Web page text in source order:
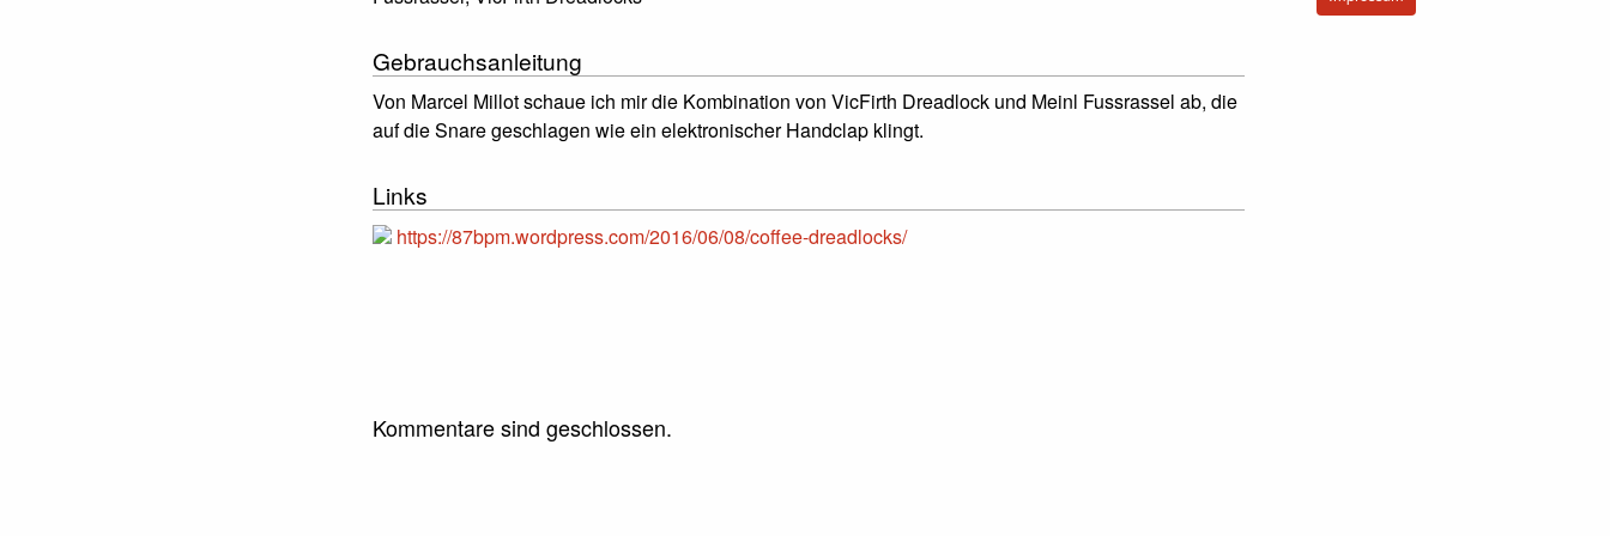
Gebrauchsanleitung
Von Marcel Millot schaue ich mir die Kombination von VicFirth Dreadlock und Meinl Fussrassel ab, die
auf die Snare geschlagen wie ein elektronischer Handclap klingt.
Links
https://87bpm.wordpress.com/2016/06/08/coffee-dreadlocks/
Kommentare sind geschlossen.